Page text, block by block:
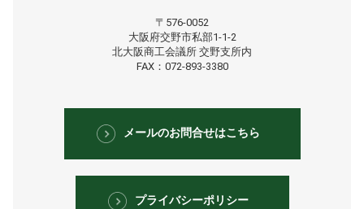
〒576-0052
大阪府交野市私部1-1-2
北大阪商工会議所 交野支所内
FAX：072-893-3380
メールのお問合せはこちら
プライバシーポリシー